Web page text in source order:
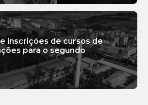
inscrições de cursos de
para o segundo